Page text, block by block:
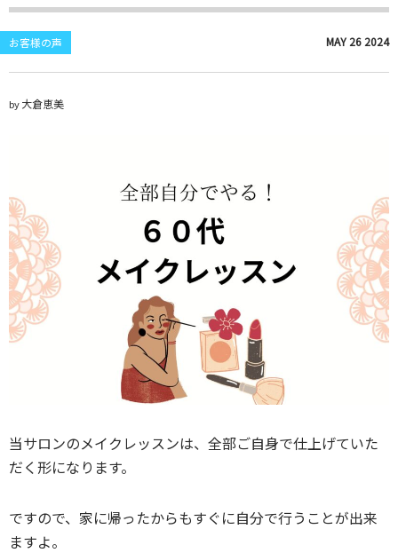
お客様の声 MAY 26 2024
by大倉恵美
当サロンのメイクレッスンは、全部ご自身で仕上げていた
だく形になります。
ですので、家に帰ったからもすぐに自分で行うことが出来
ますよ。